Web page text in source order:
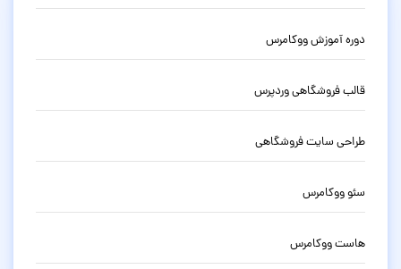
دوره آموزش ووکامرس
قالب فروشگاهی وردپرس
طراحی سایت فروشگاهی
سئو ووکامرس
هاست ووکامرس